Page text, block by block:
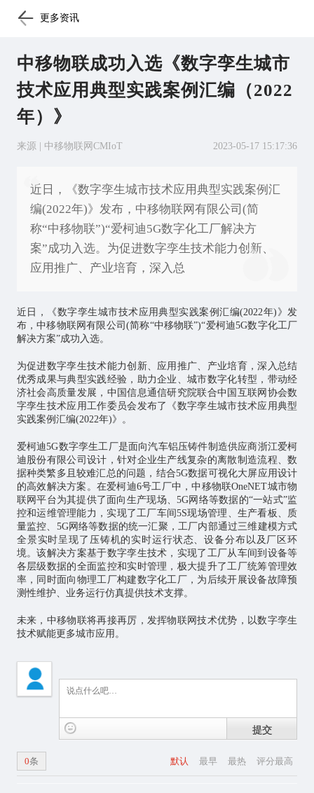
更多资讯
中移物联成功入选《数字孪生城市
技术应用典型实践案例汇编（2022
年）》
来源 | 中移物联网CMIoT 2023-05-17 15:17:36
近日，《数字孪生城市技术应用典型实践案例汇
编(2022年)》发布，中移物联网有限公司(简
称“中移物联”)“爱柯迪5G数字化工厂解决方
案”成功入选。为促进数字孪生技术能力创新、
应用推广、产业培育，深入总
近日，《数字孪生城市技术应用典型实践案例汇编(2022年)》发
布，中移物联网有限公司(简称“中移物联”)“爱柯迪5G数字化工厂
解决方案”成功入选。
为促进数字孪生技术能力创新、应用推广、产业培育，深入总结
优秀成果与典型实践经验，助力企业、城市数字化转型，带动经
济社会高质量发展，中国信息通信研究院联合中国互联网协会数
字孪生技术应用工作委员会发布了《数字孪生城市技术应用典型
实践案例汇编(2022年)》。
爱柯迪5G数字孪生工厂是面向汽车铝压铸件制造供应商浙江爱柯
迪股份有限公司设计，针对企业生产线复杂的离散制造流程、数
据种类繁多且较难汇总的问题，结合5G数据可视化大屏应用设计
的高效解决方案。在爱柯迪6号工厂中，中移物联OneNET城市物
联网平台为其提供了面向生产现场、5G网络等数据的“一站式”监
控和运维管理能力，实现了工厂车间5S现场管理、生产看板、质
量监控、5G网络等数据的统一汇聚，工厂内部通过三维建模方式
全景实时呈现了压铸机的实时运行状态、设备分布以及厂区环
境。该解决方案基于数字孪生技术，实现了工厂从车间到设备等
各层级数据的全面监控和实时管理，极大提升了工厂统筹管理效
率，同时面向物理工厂构建数字化工厂，为后续开展设备故障预
测性维护、业务运行仿真提供技术支撑。
未来，中移物联将再接再厉，发挥物联网技术优势，以数字孪生
技术赋能更多城市应用。
提交
默认 最早 最热 评分最高
0条